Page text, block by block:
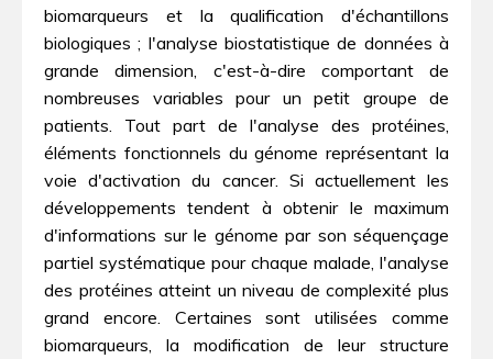
biomarqueurs et la qualification d'échantillons
biologiques ; l'analyse biostatistique de données à
grande dimension, c'est-à-dire comportant de
nombreuses variables pour un petit groupe de
patients. Tout part de l'analyse des protéines,
éléments fonctionnels du génome représentant la
voie d'activation du cancer. Si actuellement les
développements tendent à obtenir le maximum
d'informations sur le génome par son séquençage
partiel systématique pour chaque malade, l'analyse
des protéines atteint un niveau de complexité plus
grand encore. Certaines sont utilisées comme
biomarqueurs, la modification de leur structure